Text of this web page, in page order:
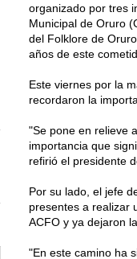
organizado por tres
Municipal de Oruro
del Folklore de
años de este
Este viernes por la
recordaron la
"Se pone en relieve
importancia que
refirió el presidente
Por su lado, el jefe
presentes a realizar
ACFO y ya dejaron
"En este camino ha